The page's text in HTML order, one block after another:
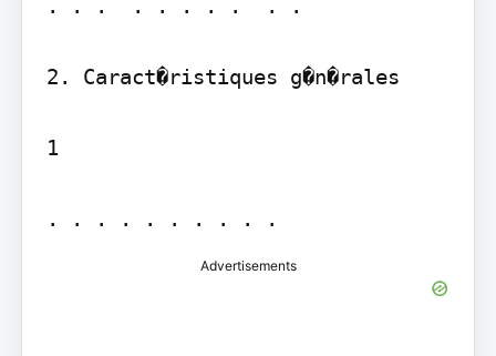
. . .  . . . . .  . .
2. Caract�ristiques g�n�rales
1
. . . . . . . . . .
Advertisements